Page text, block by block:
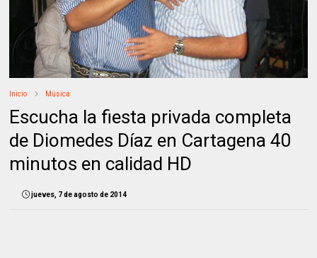
Inicio Música
Escucha la fiesta privada completa
de Diomedes Díaz en Cartagena 40
minutos en calidad HD
jueves, 7 de agosto de 2014